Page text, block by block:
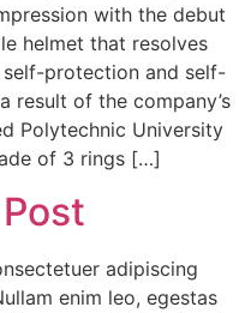
with the debut
helmet that resolves
protection and self-
result of the company’s
Polytechnic University
of 3 rings […]
adipiscing
enim leo, egestas